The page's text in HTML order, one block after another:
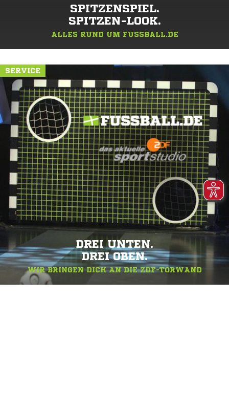
SPITZENSPIEL.
SPITZEN-LOOK.
ALLES RUND UM FUSSBALL.DE
SERVICE
DREI UNTEN.
DREI OBEN.
WIR BRINGEN DICH AN DIE ZDF-TORWAND